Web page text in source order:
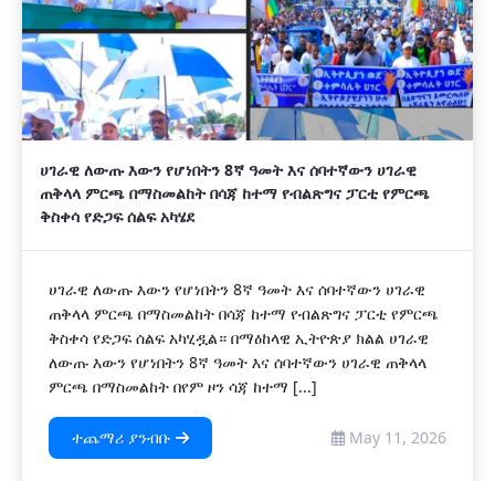
ሀገራዊ ለውጡ እውን የሆነበትን 8ኛ ዓመት እና ሰባተኛውን ሀገራዊ
ጠቅላላ ምርጫ በማስመልከት በሳጃ ከተማ የብልጽግና ፓርቲ የምርጫ
ቅስቀሳ የድጋፍ ሰልፍ አካሄደ
ሀገራዊ ለውጡ እውን የሆነበትን 8ኛ ዓመት እና ሰባተኛውን ሀገራዊ
ጠቅላላ ምርጫ በማስመልከት በሳጃ ከተማ የብልጽግና ፓርቲ የምርጫ
ቅስቀሳ የድጋፍ ሰልፍ አካሂዷል። በማዕከላዊ ኢትዮጵያ ክልል ሀገራዊ
ለውጡ እውን የሆነበትን 8ኛ ዓመት እና ሰባተኛውን ሀገራዊ ጠቅላላ
ምርጫ በማስመልከት በየም ዞን ሳጃ ከተማ [...]
ተጨማሪ ያንብቡ May 11, 2026